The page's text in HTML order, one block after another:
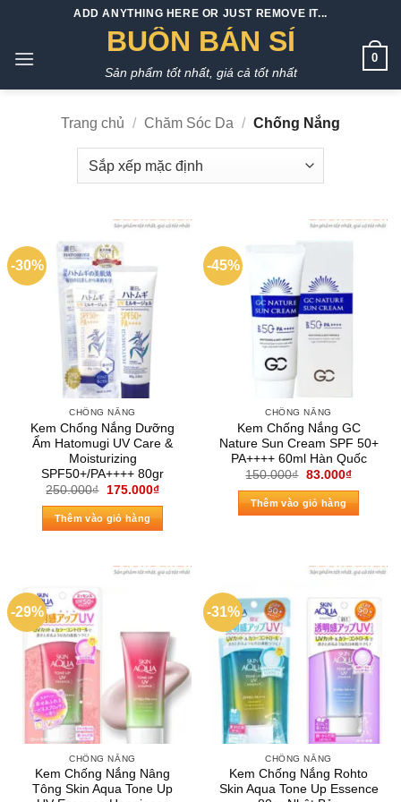
nội
ADD ANYTHING HERE OR JUST REMOVE IT...
BUÔN BÁN SỈ
Sản phẩm tốt nhất, giá cả tốt nhất
0
Trang chủ / Chăm Sóc Da / Chống Nắng
-30%
CHỐNG NẮNG
Kem Chống Nắng Dưỡng
Ẩm Hatomugi UV Care &
Moisturizing
SPF50+/PA++++ 80gr
250.000₫
Giá
là:
250.000₫.
175.000₫Giá
Thêm vào giỏ hàng
-45%
CHỐNG NẮNG
Kem Chống Nắng GC
Nature Sun Cream SPF 50+
PA++++ 60ml Hàn Quốc
150.000₫ Giá
là:
150.000₫.
83.000₫Giá
Thêm vào giỏ hàng
-29%
CHỐNG NẮNG
Kem Chống Nắng Nâng
Tông Skin Aqua Tone Up
-31%
CHỐNG NẮNG
Kem Chống Nắng Rohto
Skin Aqua Tone Up Essence